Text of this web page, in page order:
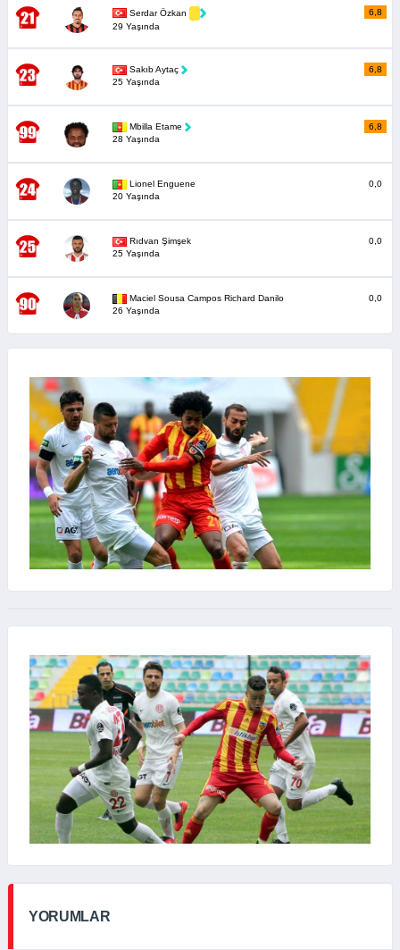
Serdar Özkan
29 Yaşında
6,8
Sakıb Aytaç
25 Yaşında
6,8
Mbilla Etame
28 Yaşında
6,8
Lionel Enguene
20 Yaşında
0,0
Rıdvan Şimşek
25 Yaşında
0,0
Maciel Sousa Campos Richard Danilo
26 Yaşında
0,0
YORUMLAR